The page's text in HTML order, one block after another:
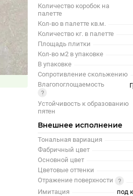
Количество коробок на
палетте
Кол-во в палетте кв.м.
Количество кг. в палетте
Площадь плитки
Кол-во м2 в упаковке
В упаковке
Сопротивление скольжению
Влагопоглощаемость
Устойчивость к образованию
пятен
Внешнее исполнение
Тональная вариация
Фабричный цвет
Основной цвет
Цветовые оттенки
Отражение поверхности
Имитация
под